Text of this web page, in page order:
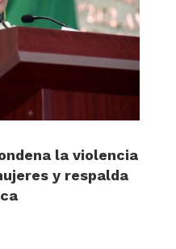
la violencia
y respalda